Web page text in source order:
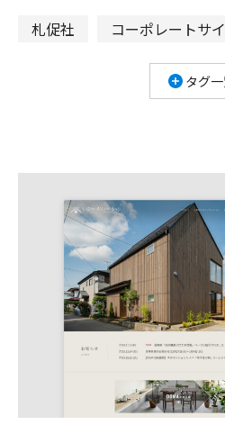
札促社
コーポレートサ
非住宅
オーナーサイ
採用サイト
新築住宅サ
タグ